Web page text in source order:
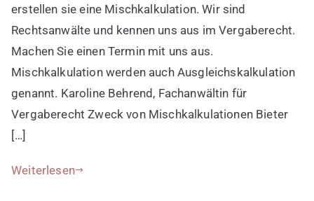
erstellen sie eine Mischkalkulation. Wir sind
Rechtsanwälte und kennen uns aus im Vergaberecht.
Machen Sie einen Termin mit uns aus.
Mischkalkulation werden auch Ausgleichskalkulation
genannt. Karoline Behrend, Fachanwältin für
Vergaberecht Zweck von Mischkalkulationen Bieter
[…]
Weiterlesen